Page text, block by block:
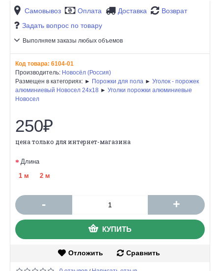
Самовывоз Оплата Доставка
Возврат
Задать вопрос по товару
Выполняем заказы любых объемов
Код товара: 6104-01
Производитель: Новосёл (Россия)
Размещен в категориях: ► Порожки для пола ► Уголок - порожек
алюминиевый Новосел 24х18 ► Уголки порожки алюминиевые
Новосел
250₽
цена только для интернет-магазина
Длина
1 м
2 м
- +
КУПИТЬ
Отложить Сравнить